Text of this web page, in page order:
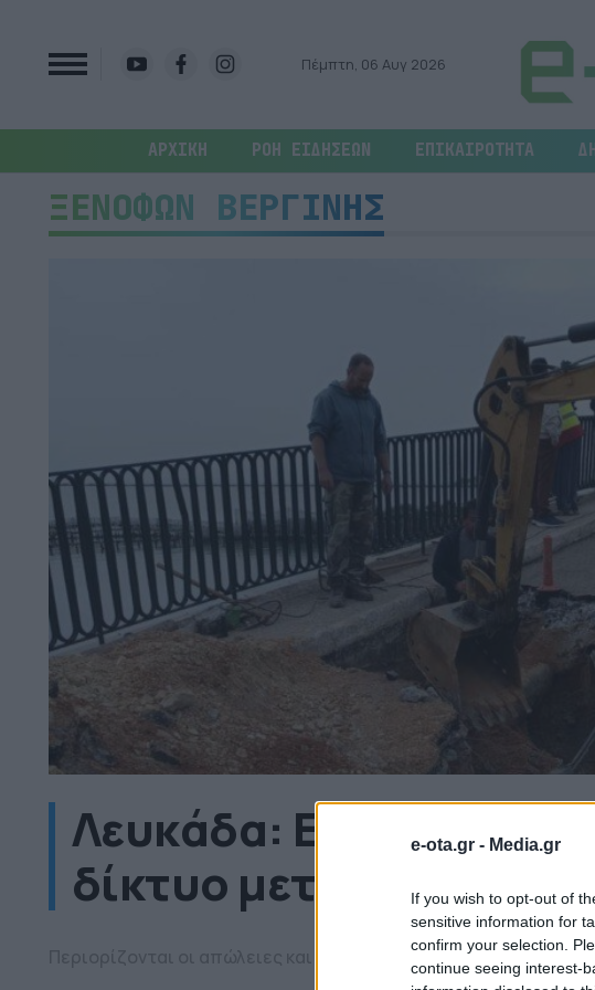
e-ota.gr - Media.gr
If you wish to opt-out of
sensitive information for
confirm your selection.
continue seeing interest-
Πέμπτη, 06 Αυγ 2026
ΑΡΧΙΚΗ ΡΟΗ ΕΙΔΗΣΕΩΝ ΕΠΙΚΑΙΡΟΤΗΤΑ
ΞΕΝΟΦΩΝ ΒΕΡΓΙΝΗΣ
Λευκάδα:
δίκτυο μεταφοράς
Περιορίζονται οι απώλειες και βελτιώνεται η ποιότητα του